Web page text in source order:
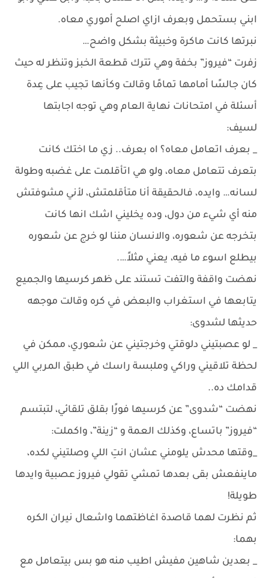
ابني بستحمل وبعرف ازاي اصلح أموري معاه.
نبرتها كانت ماكرة وخبيثة بشكل واضح…
زفرت “فيروز” بخفة وهي تترك قطعة الخبز وتنظر له حيث
كان جالسًا أمامها تمامًا وقالت وكأنها تجيب على عِدة
أسئلة في امتحانات نهاية العام وهي توجه اجابتها
لسيف:
_ بعرف اتعامل معاه؟ اه بعرف.. زي ما اختك كانت
بتعرف تتعامل معاه، ولو هي اتأقلمت على غضبه وطولة
لسانه… وايده، فالحقيقة أنا متأقلمتش، لأني مشوفتش
منه أي شيء من دول، وده يخليني اشك انها كانت
بتخرجه عن شعوره، والانسان مننا لو خرج عن شعوره
بيطلع اسوء ما فيه، يعني مثلاً….
نهضت واقفة والتفت تستند على ظهر كرسيها والجميع
يتابعها في استغراب والبعض في كره وقالت موجهه
حديثها لشدوى:
_ لو عصبتيني دلوقتي وخرجتيني عن شعوري، ممكن في
لحظة تلاقيني وراكي وملبسة راسك في طبق المربي اللي
قدامك ده..
نهضت “شدوى” عن كرسيها فورًا بقلق تلقائي، لتبتسم
“فيروز” باتساع، وكذلك العمة و “زينة”، واكملت:
_وقتها محدش يلومني عشان انتِ اللي وصلتيني لكده،
ماينفعش بقى بعدها تمشي تقولي فيروز عصبية وايدها
طويلة!
ثم نظرت لهما قاصدة اغاظتهما واشعال نيران الكره
بهما:
_ بعدين شاهين مفيش اطيب منه هو بس بيتعامل مع